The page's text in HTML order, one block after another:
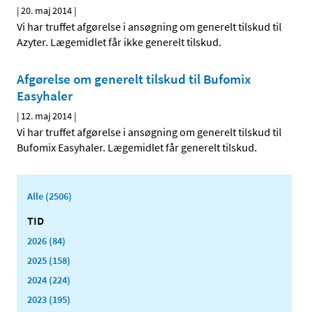
|20. maj 2014 |
Vi har truffet afgørelse i ansøgning om generelt tilskud til
Azyter. Lægemidlet får ikke generelt tilskud.
Afgørelse om generelt tilskud til Bufomix
Easyhaler
| 12. maj 2014 |
Vi har truffet afgørelse i ansøgning om generelt tilskud til
Bufomix Easyhaler. Lægemidlet får generelt tilskud.
Alle (2506)
TID
2026 (84)
2025 (158)
2024 (224)
2023 (195)